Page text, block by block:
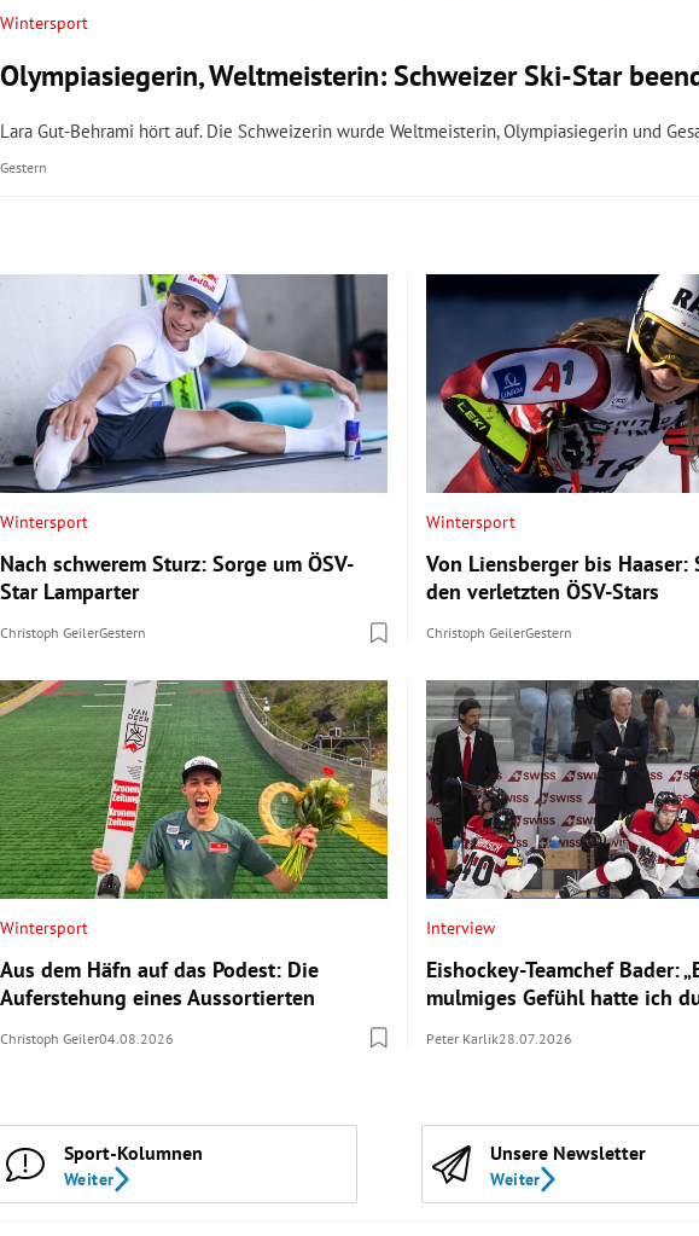
Wintersport
Olympiasiegerin, Weltmeisterin: Schweizer Ski-Star
Lara Gut-Behrami hört auf. Die Schweizerin wurde Weltmeisterin, Olympiasiegerin und
Gestern
Wintersport
Nach schwerem Sturz: Sorge um ÖSV-
Star Lamparter
Christoph GeilerGestern
Wintersport
Von Liensberger bis Haaser:
den verletzten ÖSV-Stars
Christoph GeilerGestern
Wintersport
Aus dem Häfn auf das Podest: Die
Auferstehung eines Aussortierten
Christoph Geiler04.08.2026
Interview
Eishockey-Teamchef Bader:
mulmiges Gefühl hatte ich
Peter Karlik28.07.2026
Sport-Kolumnen
Weiter
Unsere Newsletter
Weiter